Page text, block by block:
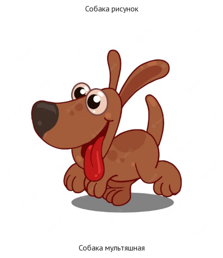
Собака рисунок
Собака мультяшная